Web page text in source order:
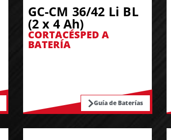
GC-CM 36/42 Li BL
(2 x 4 Ah)
CORTACÉSPED A
BATERÍA
Guía de Baterías